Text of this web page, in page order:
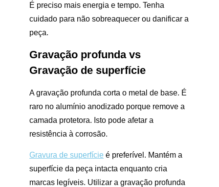
É preciso mais energia e tempo. Tenha
cuidado para não sobreaquecer ou danificar a
peça.
Gravação profunda vs
Gravação de superfície
A gravação profunda corta o metal de base. É
raro no alumínio anodizado porque remove a
camada protetora. Isto pode afetar a
resistência à corrosão.
Gravura de superfície é preferível. Mantém a
superfície da peça intacta enquanto cria
marcas legíveis. Utilizar a gravação profunda